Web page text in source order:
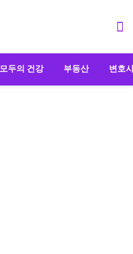
모두의 건강 부동산 변호